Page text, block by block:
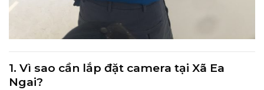
1. Vì sao cần lắp đặt camera tại Xã Ea
Ngai?